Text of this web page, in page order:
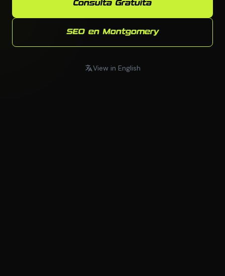
Consulta Gratuita
SEO en Montgomery
View in English